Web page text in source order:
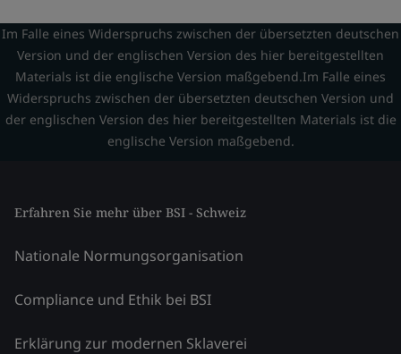
Im Falle eines Widerspruchs zwischen der übersetzten deutschen
Version und der englischen Version des hier bereitgestellten
Materials ist die englische Version maßgebend.Im Falle eines
Widerspruchs zwischen der übersetzten deutschen Version und
der englischen Version des hier bereitgestellten Materials ist die
englische Version maßgebend.
Erfahren Sie mehr über BSI - Schweiz
Nationale Normungsorganisation
Compliance und Ethik bei BSI
Erklärung zur modernen Sklaverei